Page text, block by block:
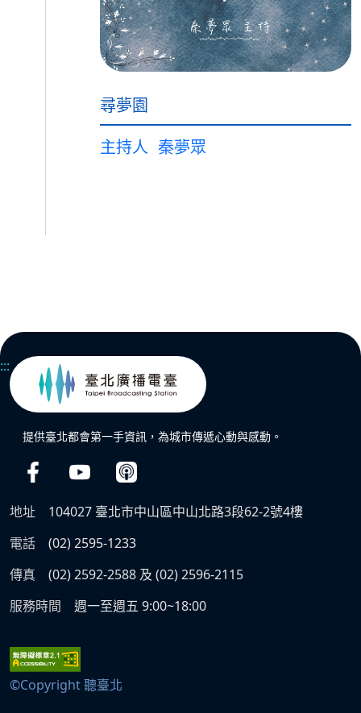
尋夢園
主持人 秦夢眾
:::
提供臺北都會第一手資訊，為城市傳遞心動與感動。
地址
104027 臺北市中山區中山北路3段62-2號4樓
電話
(02) 2595-1233
傳真
(02) 2592-2588 及 (02) 2596-2115
服務時間
週一至週五 9:00~18:00
©Copyright 聽臺北